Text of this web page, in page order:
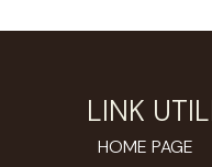
LINK
HOME PAGE